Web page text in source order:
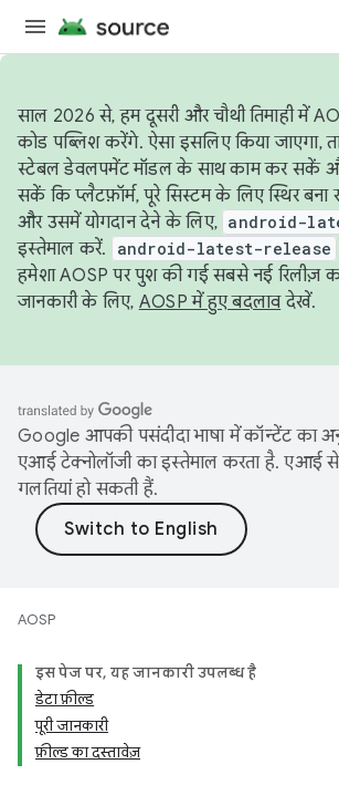
साल 2026 से, हम दूसरी और चौथी तिमाही में
कोड पब्लिश करेंगे. ऐसा इसलिए किया जाएगा,
स्टेबल डेवलपमेंट मॉडल के साथ काम कर सकें
सकें कि प्लैटफ़ॉर्म, पूरे सिस्टम के लिए स्थिर बना
और उसमें योगदान देने के लिए, android-
इस्तेमाल करें.
android-latest-release
हमेशा AOSP पर पुश की गई सबसे नई रिलीज़
जानकारी के लिए, AOSP में हुए बदलावदेखें.
Google आपकी पसंदीदा भाषा में कॉन्टेंट का
एआई टेक्नोलॉजी का इस्तेमाल करता है. एआई से
गलतियां हो सकती हैं.
AOSP
इस पेज पर, यह जानकारी उपलब्ध है
डेटा फ़ील्ड
पूरी जानकारी
फ़ील्ड का दस्तावेज़